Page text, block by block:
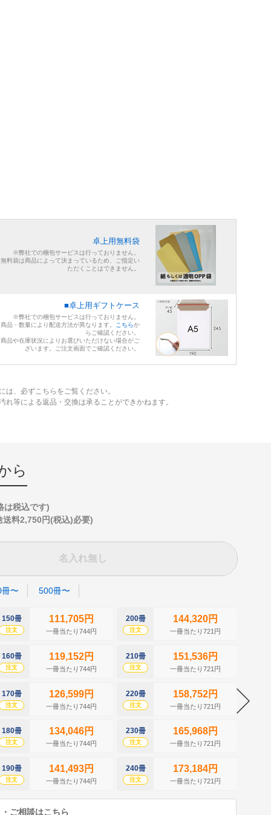
卓上用無料袋
※弊社での梱包サービスは行っておりません。
料袋は商品によって決まっているため、ご指定い
ただくことはできません。
■卓上用ギフトケース
※弊社での梱包サービスは行っておりません。
品・数量により配送方法が異なります。
こちらか
らご確認ください。
品や在庫状況によりお選びいただけない場合がご
ざいます。ご注文画面でご確認ください。
、必ずこちらをご覧ください。
等による返品・交換は承ることができかねます。
ら
は税込です)
料2,750円(税込)必要)
名入れ無し
〜 500冊〜
150冊
注文
111,705円
一冊当たり744円
160冊
注文
119,152円
一冊当たり744円
170冊
注文
126,599円
一冊当たり744円
180冊
注文
134,046円
一冊当たり744円
190冊
注文
141,493円
一冊当たり744円
200冊
注文
144,320円
一冊当たり721円
210冊
注文
151,536円
一冊当たり721円
220冊
注文
158,752円
一冊当たり721円
230冊
注文
165,968円
一冊当たり721円
240冊
注文
173,184円
一冊当たり721円
ご相談はこちら